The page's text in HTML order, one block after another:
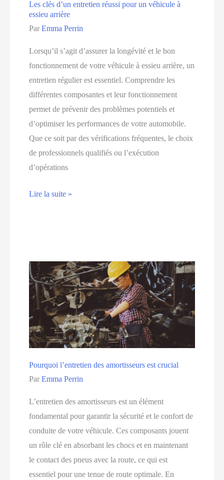
Les clés d’un entretien réussi pour un véhicule à
essieu arrière
ParEmma Perrin
Lorsqu’il s’agit d’assurer la longévité et le bon
fonctionnement de votre véhicule à essieu arrière, un
entretien régulier est essentiel. Comprendre les
différentes composantes et leur fonctionnement
permet de prévenir des problèmes potentiels et
d’optimiser les performances de votre automobile.
Que ce soit par des vérifications fréquentes, le choix
de professionnels qualifiés ou l’exécution
d’opérations
Les
pour
un
véhicule
essieu
arrière
Lire la suite »
Pourquoi l’entretien des amortisseurs est crucial
ParEmma Perrin
L’entretien des amortisseurs est un élément
fondamental pour garantir la sécurité et le confort de
conduite de votre véhicule. Ces composants jouent
un rôle clé en absorbant les chocs et en maintenant
le contact des pneus avec la route, ce qui est
essentiel pour une tenue de route optimale. En